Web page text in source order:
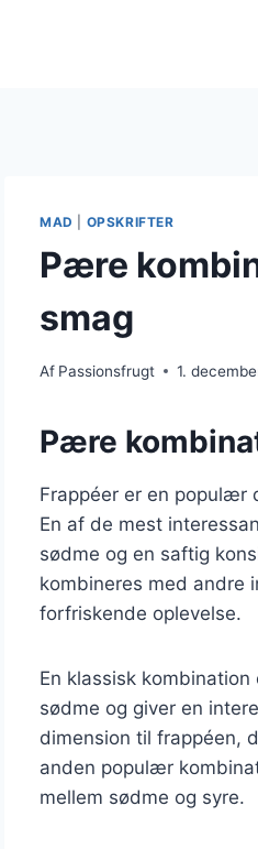
MAD OPSKRIFTER
Pære
smag
Af Passionsfrugt 1.
Pære
Frappéer er en populær
En af de mest
sødme og en saftig
kombineres med andre
forfriskende oplevelse.
En klassisk
sødme og giver en
dimension til frappéen,
anden populær
mellem sødme og syre.